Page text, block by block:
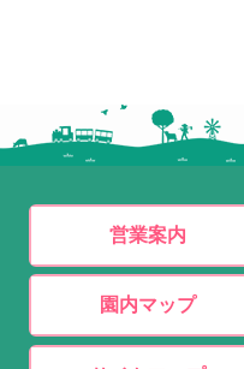
営業案内
園内マップ